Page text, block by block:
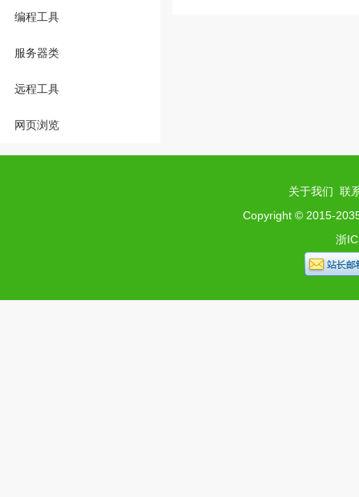
编程工具
服务器类
远程工具
网页浏览
关于我们 联
Copyright © 2015-
浙